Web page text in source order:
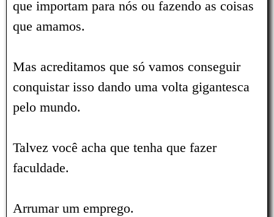
que importam para nós ou fazendo as coisas
que amamos.
Mas acreditamos que só vamos conseguir
conquistar isso dando uma volta gigantesca
pelo mundo.
Talvez você acha que tenha que fazer
faculdade.
Arrumar um emprego.